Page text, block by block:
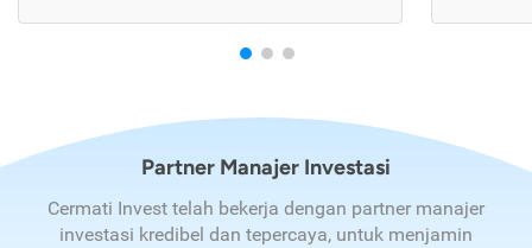
Partner Manajer Investasi
Cermati Invest telah bekerja dengan partner manajer
investasi kredibel dan tepercaya, untuk menjamin